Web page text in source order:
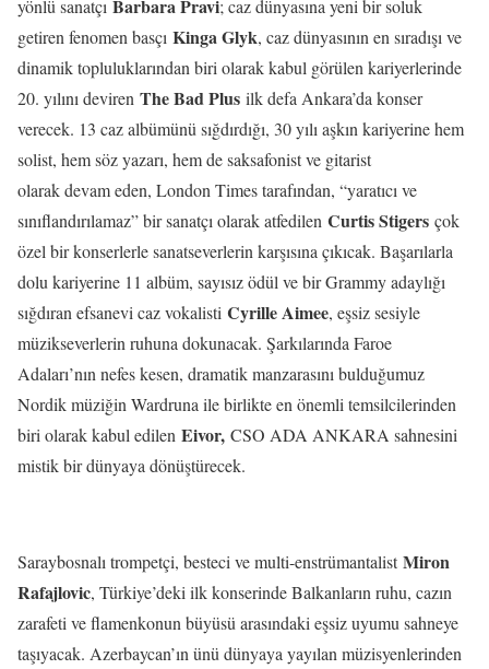
yönlü sanatçı Barbara Pravi; caz dünyasına yeni bir soluk
getiren fenomen basçı Kinga Glyk, caz dünyasının en sıradışı ve
dinamik topluluklarından biri olarak kabul görülen kariyerlerinde
20. yılını deviren The Bad Plus ilk defa Ankara’da konser
verecek. 13 caz albümünü sığdırdığı, 30 yılı aşkın kariyerine hem
solist, hem söz yazarı, hem de saksafonist ve gitarist
olarak devam eden, London Times tarafından, “yaratıcı ve
sınıflandırılamaz” bir sanatçı olarak atfedilen Curtis Stigers çok
özel bir konserlerle sanatseverlerin karşısına çıkıcak. Başarılarla
dolu kariyerine 11 albüm, sayısız ödül ve bir Grammy adaylığı
sığdıran efsanevi caz vokalisti Cyrille Aimee, eşsiz sesiyle
müzikseverlerin ruhuna dokunacak. Şarkılarında Faroe
Adaları’nın nefes kesen, dramatik manzarasını bulduğumuz
Nordik müziğin Wardruna ile birlikte en önemli temsilcilerinden
biri olarak kabul edilen Eivor, CSO ADA ANKARA sahnesini
mistik bir dünyaya dönüştürecek.
Saraybosnalı trompetçi, besteci ve multi-enstrümantalistMiron
Rafajlovic, Türkiye’deki ilk konserinde Balkanların ruhu, cazın
zarafeti ve flamenkonun büyüsü arasındaki eşsiz uyumu sahneye
taşıyacak. Azerbaycan’ın ünü dünyaya yayılan müzisyenlerinden